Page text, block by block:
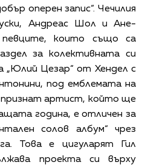
оперен запис“. Чечилия
Андреас Шол и Ане-
които също са
за колективната си
„Юлий Цезар“ от Хендел с
под емблемата на
признат артист, който ще
година, е отличен за
солов албум“ чрез
Това е цигуларят Гил
проекта си върху